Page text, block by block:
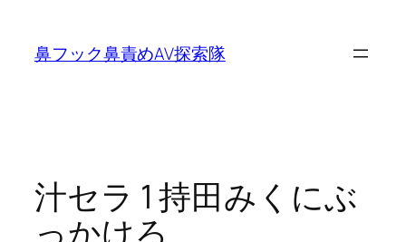
鼻フック鼻責めAV探索隊
汁セラ 1 持田みくにぶ
っかけろ